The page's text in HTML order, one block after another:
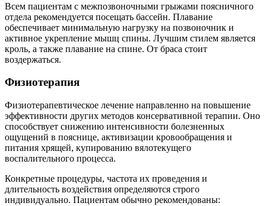
Всем пациентам с межпозвоночными грыжами поясничного
отдела рекомендуется посещать бассейн. Плавание
обеспечивает минимальную нагрузку на позвоночник и
активное укрепление мышц спины. Лучшим стилем является
кроль, а также плавание на спине. От браса стоит
воздержаться.
Физиотерапия
Физиотерапевтическое лечение направленно на повышение
эффективности других методов консервативной терапии. Оно
способствует снижению интенсивности болезненных
ощущений в пояснице, активизации кровообращения и
питания хрящей, купированию вялотекущего
воспалительного процесса.
Конкретные процедуры, частота их проведения и
длительность воздействия определяются строго
индивидуально. Пациентам обычно рекомендованы: